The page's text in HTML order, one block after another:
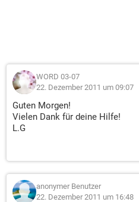
WORD 03-07
22. Dezember 2011 um 09:07
Guten Morgen!
Vielen Dank für deine Hilfe!
L.G
anonymer Benutzer
22. Dezember 2011 um 16:48